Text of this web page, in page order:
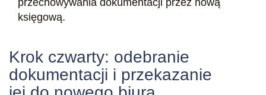
przechowywania dokumentacji przez nową
księgową.
Krok czwarty: odebranie
dokumentacji i przekazanie